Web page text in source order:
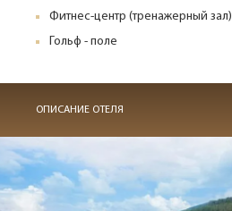
Фитнес-центр (тренажерный зал)
Гольф - поле
ОПИСАНИЕ ОТЕЛЯ